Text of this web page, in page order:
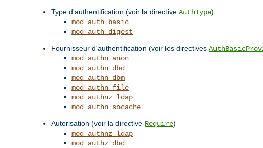
Type d'authentification (voir la directive AuthType)
mod_auth_basic
mod_auth_digest
Fournisseur d'authentification (voir les directives
mod_authn_anon
mod_authn_dbd
mod_authn_dbm
mod_authn_file
mod_authnz_ldap
mod_authn_socache
Autorisation (voir la directive Require)
mod_authnz_ldap
mod_authz_dbd